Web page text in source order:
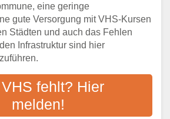
Erwachsenenbildung
Alternative Angebote zum
von Online-Kursen
an
Volkshochschulwesen
eine geringe
gute Versorgung mit VHS-Kursen
Städten und auch das Fehlen
Infrastruktur sind hier
fehlt? Hier
melden!